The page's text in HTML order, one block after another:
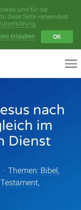
sind für die
diese Seite verwendest
.
erlauben
OK
nach
im
Dienst
· Themen: Bibel,
,
Menü